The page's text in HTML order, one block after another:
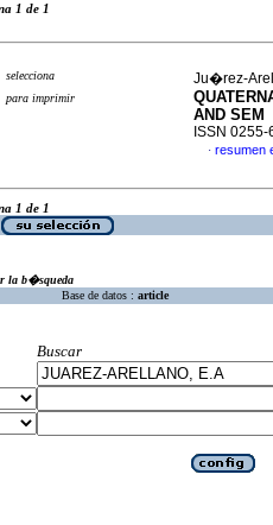
1 de 1
selecciona
para imprimir
Ju�rez-
AND SEM
ISSN 0255-
· resumen
1 de 1
la b�squeda
Base de datos : article
Buscar